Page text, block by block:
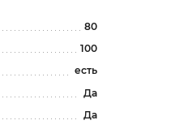
80
100
есть
Да
Да